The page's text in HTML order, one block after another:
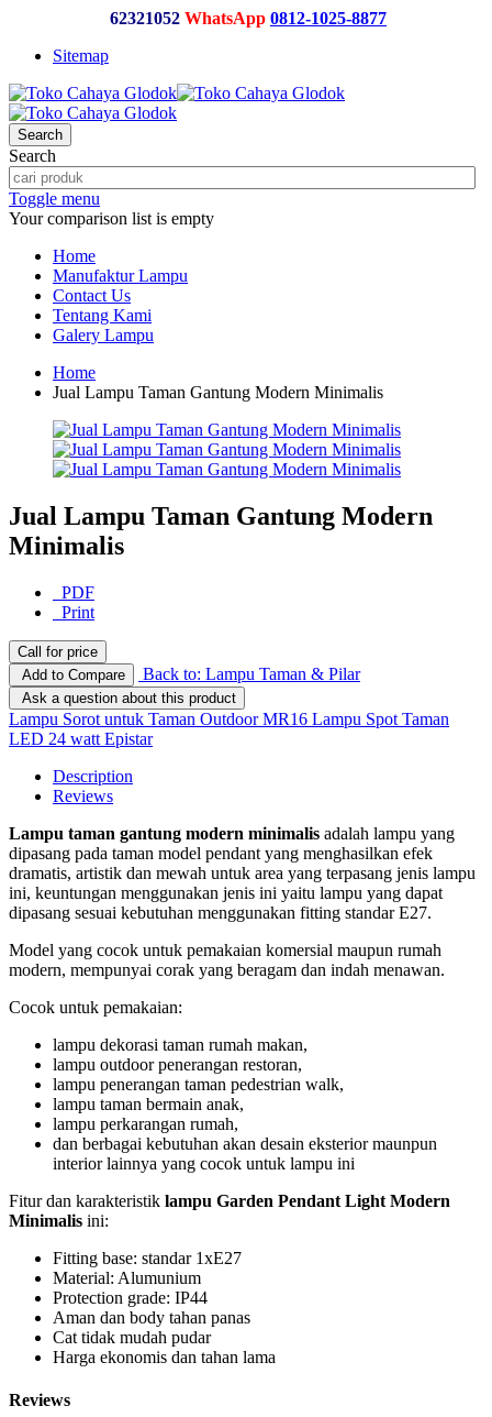
62321052 WhatsApp 0812-1025-8877
Sitemap
Search
Search
Toggle menu
Your comparison list is empty
Home
Manufaktur Lampu
Contact Us
Tentang Kami
Galery Lampu
Home
Jual Lampu Taman Gantung Modern Minimalis
Jual Lampu Taman Gantung Modern
Minimalis
PDF
Print
Call for price
Add to Compare
Back to: Lampu Taman & Pilar
Ask a question about this product
Lampu Sorot untuk Taman Outdoor MR16 Lampu Spot Taman
LED 24 watt Epistar
Description
Reviews
Lampu taman gantung modern minimalis adalah lampu yang
dipasang pada taman model pendant yang menghasilkan efek
dramatis, artistik dan mewah untuk area yang terpasang jenis lampu
ini, keuntungan menggunakan jenis ini yaitu lampu yang dapat
dipasang sesuai kebutuhan menggunakan fitting standar E27.
Model yang cocok untuk pemakaian komersial maupun rumah
modern, mempunyai corak yang beragam dan indah menawan.
Cocok untuk pemakaian:
lampu dekorasi taman rumah makan,
lampu outdoor penerangan restoran,
lampu penerangan taman pedestrian walk,
lampu taman bermain anak,
lampu perkarangan rumah,
dan berbagai kebutuhan akan desain eksterior maunpun
interior lainnya yang cocok untuk lampu ini
Fitur dan karakteristik lampu Garden Pendant Light Modern
Minimalis ini:
Fitting base: standar 1xE27
Material: Alumunium
Protection grade: IP44
Aman dan body tahan panas
Cat tidak mudah pudar
Harga ekonomis dan tahan lama
Reviews